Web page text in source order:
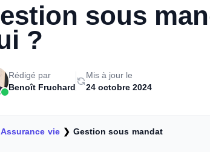
sous
?
Rédigé par
Benoît Fruchard
Mis à jour le
24 octobre 2024
Assurance vie ❯ Gestion sous mandat